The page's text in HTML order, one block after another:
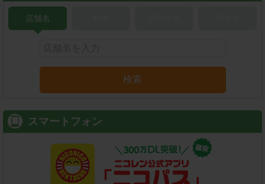
店舗名
検索
スマートフォン